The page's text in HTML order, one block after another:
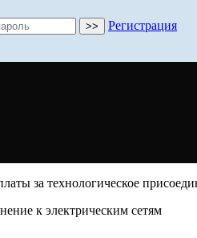
Регистрация
за технологическое
к электрическим сетям